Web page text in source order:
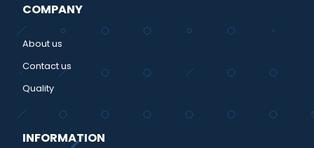
COMPANY
About us
Contact us
Quality
INFORMATION